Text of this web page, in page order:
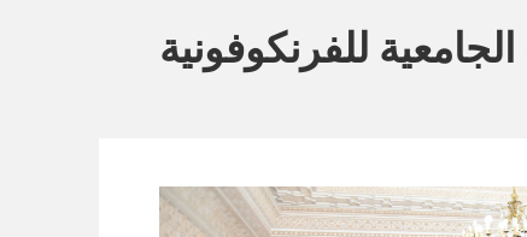
للفرنكوفونية